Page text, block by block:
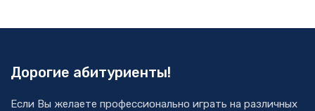
Дорогие абитуриенты!
Если Вы желаете профессионально играть на различных